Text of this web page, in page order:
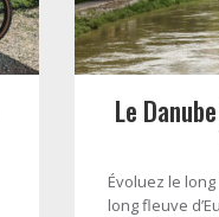
Le
Évoluez le
long fleuve